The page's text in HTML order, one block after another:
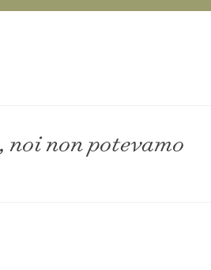
non potevamo